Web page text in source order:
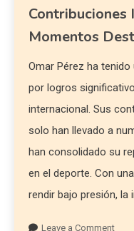
Contribuciones
Momentos
Omar Pérez ha
por logros
internacional. Sus
solo han llevado a
han consolidado su
en el deporte. Con
rendir bajo presión, la
Leave a Comment